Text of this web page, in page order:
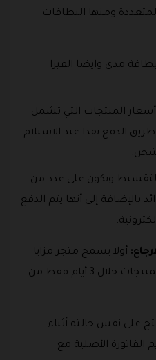
ومنها البطاقات
مدى وايضا الفيزا
المنتجات التي تشمل
الدفع نقدا عند الاستلام
ويكون على عدد من
بالإضافة إلى أنها يتم الدفع
أولا يسمح متجر مزايا
التوفير بإرجاع أو استبدال المنتجات خلال 3 أيام فقط من
على نفس حالته أثناء
الفاتورة الأصلية مع